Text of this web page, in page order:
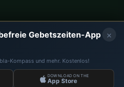
| Gebetszeiten © 2026
×
Gebetszeiten-App
Kompass und mehr. Kostenlos!
DOWNLOAD ON THE
App Store